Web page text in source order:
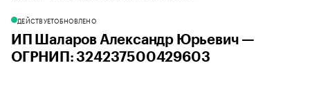
ДЕЙСТВУЕТОБНОВЛЕНО
ИП Шаларов Александр Юрьевич —
ОГРНИП: 324237500429603